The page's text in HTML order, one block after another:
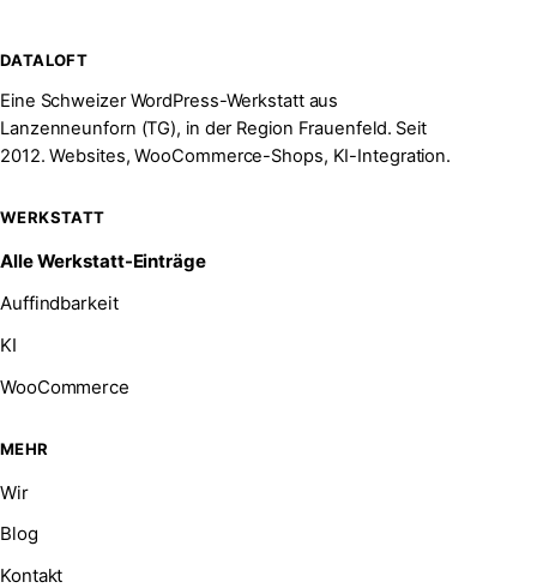
DATALOFT
Eine Schweizer WordPress-Werkstatt aus
Lanzenneunforn (TG), in der Region Frauenfeld. Seit
2012. Websites, WooCommerce-Shops, KI-Integration.
WERKSTATT
Alle Werkstatt-Einträge
Auffindbarkeit
KI
WooCommerce
MEHR
Wir
Blog
Kontakt